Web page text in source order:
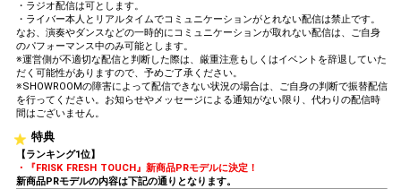
・ラジオ配信は可とします。
・ライバー本人とリアルタイムでコミュニケーションがとれない配信は禁止です。
なお、演奏やダンスなどの一時的にコミュニケーションが取れない配信は、ご自身
のパフォーマンス中のみ可能とします。
※運営側が不適切な配信と判断した際は、厳重注意もしくはイベントを辞退していた
だく可能性がありますので、予めご了承ください。
※SHOWROOMの障害によって配信できない状況の場合は、ご自身の判断で振替配信
を行ってください。お知らせやメッセージによる通知がない限り、代わりの配信時
間はございません。
特典
【ランキング1位】
・『FRISK FRESH TOUCH』新商品PRモデルに決定！
新商品PRモデルの内容は下記の通りとなります。